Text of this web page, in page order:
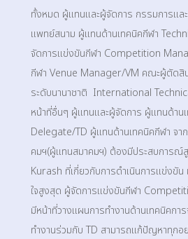
ทั้งหมด ผู้แทนและผู้จัดการ กรรมการแล
แพทย์สนาม ผู้แทนด้านเทคนิคกีฬา
จัดการแข่งขันกีฬา Competition
กีฬา​ Venue Manager/VM​ คณะผู้ตัดสิน
ระดับนานาชาติ ​ International
หน้าที่อื่นๆ ผู้แทนและผู้จัดการ ผู้แทนด้าน
Delegate/TD ผู้แทนด้านเทคนิคกีฬา จา
คมฯ(ผู้แทนสมาคมฯ) ต้องมีประสบการณ์
Kurash ที่เกี่ยวกับการดำเนินการแข่งขัน
ใจสูงสุด ผู้จัดการแข่งขันกีฬา
มีหน้าที่วางแผนการทำงานด้านเทคนิคกา
ทำงานร่วมกับ TD สามารถแก้ปัญหาทุกอ